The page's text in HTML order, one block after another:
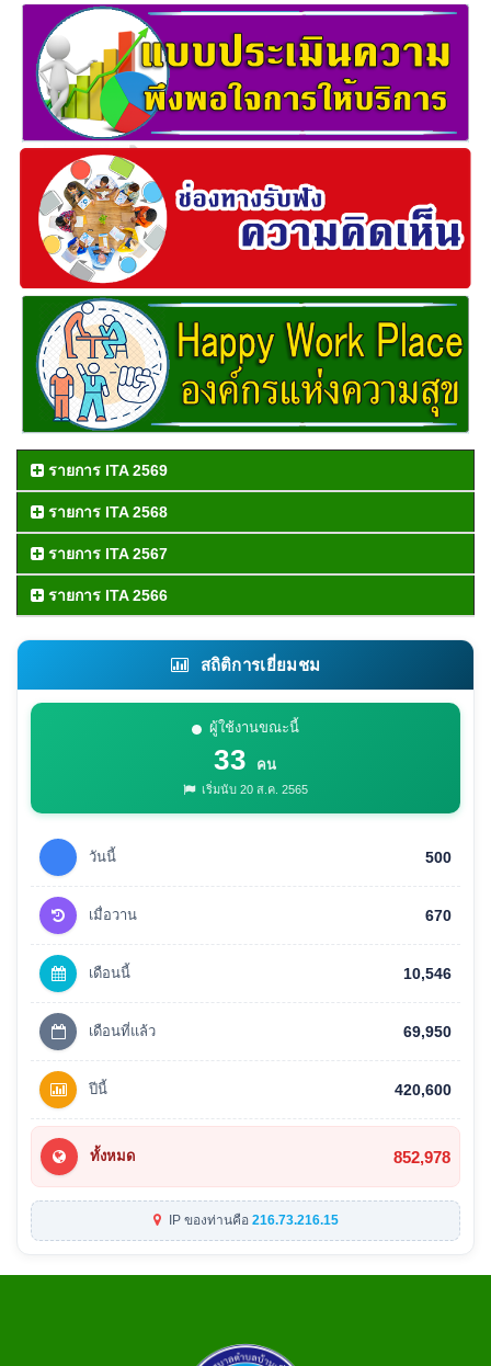
รายการ ITA 2569
รายการ ITA 2568
รายการ ITA 2567
รายการ ITA 2566
สถิติการเยี่ยมชม
ผู้ใช้งานขณะนี้
33 คน
เริ่มนับ 20 ส.ค. 2565
วันนี้ 500
เมื่อวาน 670
เดือนนี้ 10,546
เดือนที่แล้ว 69,950
ปีนี้ 420,600
ทั้งหมด 852,978
IP ของท่านคือ 216.73.216.15